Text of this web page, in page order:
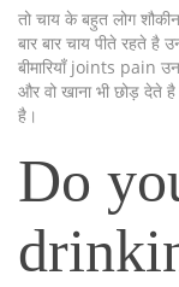
तो चाय के बहुत लोग
बार बार चाय पीते रहते है
बीमारियाँ joints pain
और वो खाना भी छोड़ देते
है।
Do